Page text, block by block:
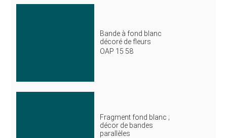
Bande à fond blanc
décoré de fleurs
OAP 15 58
Fragment fond blanc ;
décor de bandes
parallèles